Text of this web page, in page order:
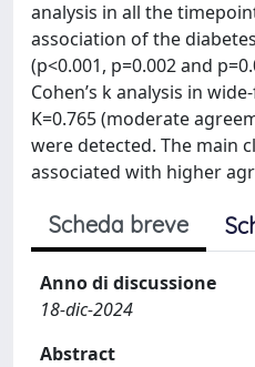
analysis in all the
association of the
(p<0.001, p=0.002 and
Cohen’s k analysis in
K=0.765 (moderate
were detected. The main
associated with higher
Scheda breve
Anno di discussione
18-dic-2024
Abstract